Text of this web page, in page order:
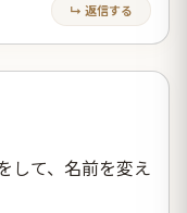
↳ 返信する
して、名前を変え